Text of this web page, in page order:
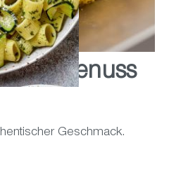
zu Genuss
Geschmack.